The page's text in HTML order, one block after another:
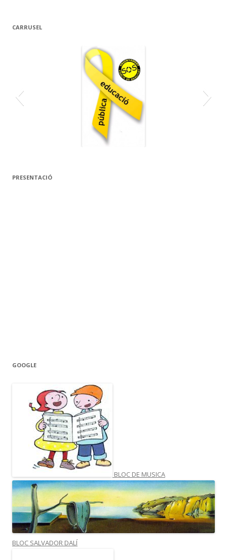
CARRUSEL
PRESENTACIÓ
GOOGLE
BLOC DE MUSICA
BLOC SALVADOR DALÍ